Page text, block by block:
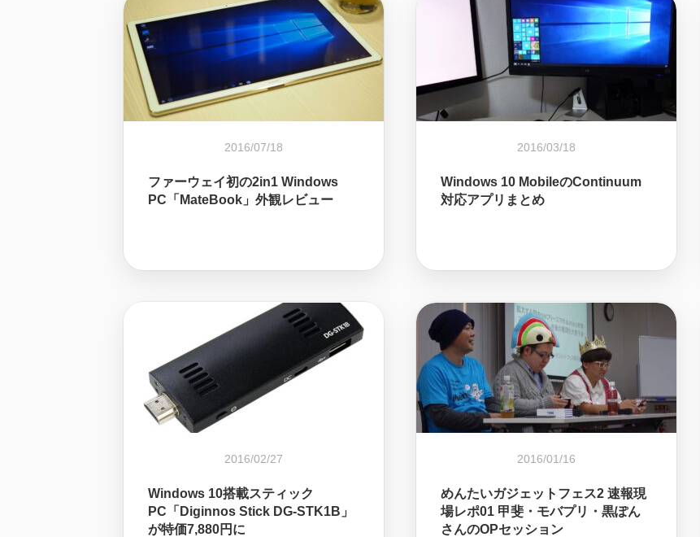
2016/07/18
ファーウェイ初の2in1 Windows
PC「MateBook」外観レビュー
2016/03/18
Windows 10 MobileのContinuum
対応アプリまとめ
2016/02/27
Windows 10搭載スティック
PC「Diginnos Stick DG-STK1B」
が特価7,880円に
2016/01/16
めんたいガジェットフェス2 速報現
場レポ01 甲斐・モバプリ・黒ぽん
さんのOPセッション